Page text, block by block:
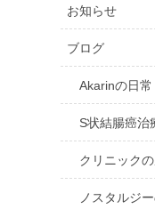
お知らせ
ブログ
Akarinの日
S状結腸癌治
クリニック
ノスタルジ